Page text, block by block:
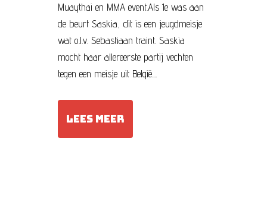
Muaythai en MMA event.Als 1e was aan
de beurt Saskia, dit is een jeugdmeisje
wat o.l.v. Sebastiaan traint. Saskia
mocht haar allereerste partij vechten
tegen een meisje uit België....
LEES MEER